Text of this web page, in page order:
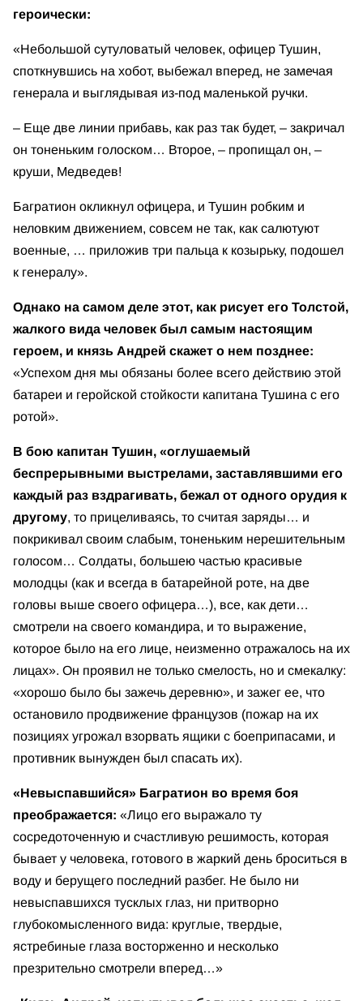
героически:
«Небольшой сутуловатый человек, офицер Тушин,
споткнувшись на хобот, выбежал вперед, не замечая
генерала и выглядывая из-под маленькой ручки.
– Еще две линии прибавь, как раз так будет, – закричал
он тоненьким голоском… Второе, – пропищал он, –
круши, Медведев!
Багратион окликнул офицера, и Тушин робким и
неловким движением, совсем не так, как салютуют
военные, … приложив три пальца к козырьку, подошел
к генералу».
Однако на самом деле этот, как рисует его Толстой,
жалкого вида человек был самым настоящим
героем, и князь Андрей скажет о нем позднее:
«Успехом дня мы обязаны более всего действию этой
батареи и геройской стойкости капитана Тушина с его
ротой».
В бою капитан Тушин, «оглушаемый
беспрерывными выстрелами, заставлявшими его
каждый раз вздрагивать, бежал от одного орудия к
другому, то прицеливаясь, то считая заряды… и
покрикивал своим слабым, тоненьким нерешительным
голосом… Солдаты, большею частью красивые
молодцы (как и всегда в батарейной роте, на две
головы выше своего офицера…), все, как дети…
смотрели на своего командира, и то выражение,
которое было на его лице, неизменно отражалось на их
лицах». Он проявил не только смелость, но и смекалку:
«хорошо было бы зажечь деревню», и зажег ее, что
остановило продвижение французов (пожар на их
позициях угрожал взорвать ящики с боеприпасами, и
противник вынужден был спасать их).
«Невыспавшийся» Багратион во время боя
преображается: «Лицо его выражало ту
сосредоточенную и счастливую решимость, которая
бывает у человека, готового в жаркий день броситься в
воду и берущего последний разбег. Не было ни
невыспавшихся тусклых глаз, ни притворно
глубокомысленного вида: круглые, твердые,
ястребиные глаза восторженно и несколько
презрительно смотрели вперед…»